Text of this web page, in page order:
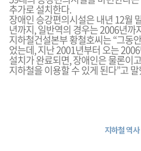
추가로 설치한다.
장애인 승강편의시설은 내년 12월
년까지, 일반역의 경우는 2006년까
지하철건설본부 황철호씨는 “그동
었는데, 지난 2001년부터 오는
설치가 완료되면, 장애인은 물론이
지하철을 이용할 수 있게 된다”고
지하철 역